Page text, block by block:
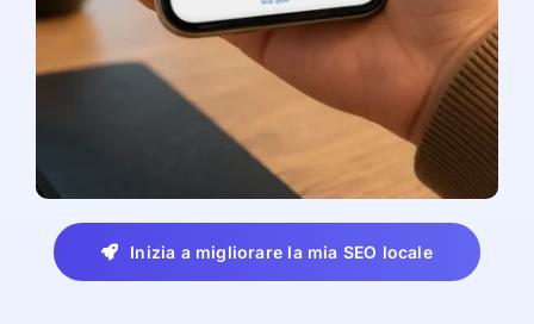
Inizia a migliorare la mia SEO locale